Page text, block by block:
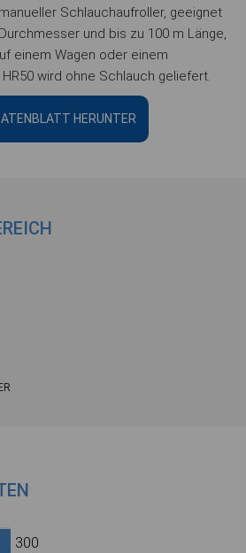
Schlauchaufroller, geeignet
und bis zu 100 m Länge,
einem Wagen oder einem
wird ohne Schlauch geliefert.
HERUNTER
300